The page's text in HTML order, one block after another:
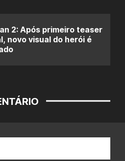
2: Após primeiro teaser
novo visual do herói é